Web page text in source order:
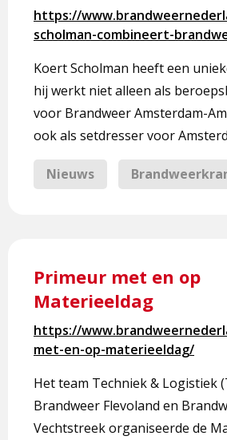
https://
scholman-combineert-
Koert Scholman heeft een
hij werkt niet alleen als
voor Brandweer Amsterdam-
ook als setdresser voor
Nieuws
Scholman
combineert
Primeur met en op
Materieeldag
https://
met-en-op-materieeldag/
Het team Techniek & Logistiek
Brandweer Flevoland en
Vechtstreek organiseerde de
Primeur
Materieeldag